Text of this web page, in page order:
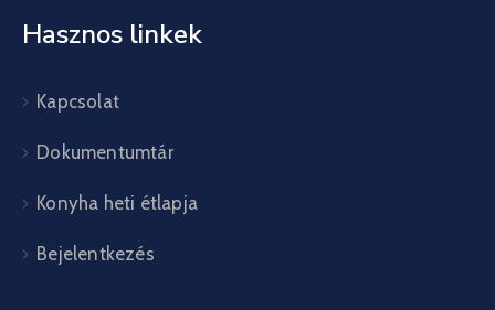
Hasznos linkek
Kapcsolat
Dokumentumtár
Konyha heti étlapja
Bejelentkezés